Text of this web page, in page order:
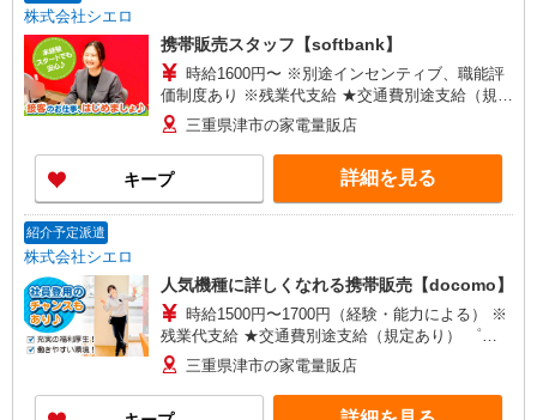
株式会社シエロ
携帯販売スタッフ【softbank】
時給1600円〜 ※別途インセンティブ、職能評
価制度あり ※残業代支給 ★交通費別途支給（規定
あり） ゜+゜・。○。・゜+゜・。○。・゜+゜ 入
社祝い金10万円支給(規定有) お友達を紹介頂くと,
インセンティブ支給(規定有) ★月2回払い・週払い
可能（規程有）★ ゜・。○。・゜+゜・。○。・゜
+゜
三重県津市の家電量販店
キープ 詳細を見る
紹介予定派遣
株式会社シエロ
人気機種に詳しくなれる携帯販売【docomo】
時給1500円〜1700円（経験・能力による） ※
残業代支給 ★交通費別途支給（規定あり） ゜
+゜・。○。・゜+゜・。○。・゜+゜ 入社祝い金10
万円支給(規定有) お友達を紹介頂くと, インセンテ
ィブ支給(規定有) ★月2回払い・週払い可能（規程
三重県津市の家電量販店